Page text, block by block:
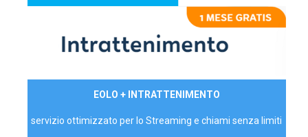
EOLO + INTRATTENIMENTO
servizio ottimizzato per lo Streaming e chiami senza limiti